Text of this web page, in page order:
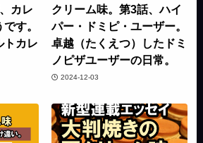
カレ
す。
トカレ
クリーム味。第3話、ハイ
パー・ドミピ・ユーザー。
卓越（たくえつ）したドミ
ノピザユーザーの日常。
2024-12-03